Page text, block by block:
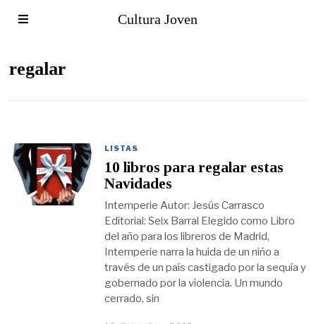
Cultura Joven
regalar
LISTAS
10 libros para regalar estas
Navidades
Intemperie Autor: Jesús Carrasco
Editorial: Seix Barral Elegido como Libro
del año para los libreros de Madrid,
Intemperie narra la huida de un niño a
través de un país castigado por la sequía y
gobernado por la violencia. Un mundo
cerrado, sin